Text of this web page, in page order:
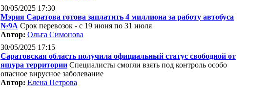
30/05/2025 17:30
Мэрия Саратова готова заплатить 4 миллиона за работу автобуса
№9А Срок перевозок - с 19 июня по 31 июля
Автор: Ольга Симонова
30/05/2025 17:15
Саратовская область получила официальный статус свободной от
ящура территории Специалисты смогли взять под контроль особо
опасное вирусное заболевание
Автор: Елена Петрова